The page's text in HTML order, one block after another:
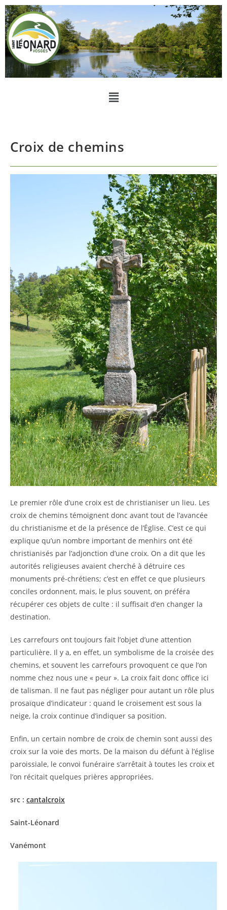
Croix de chemins
Le premier rôle d’une croix est de christianiser un lieu. Les
croix de chemins témoignent donc avant tout de l’avancée
du christianisme et de la présence de l’Église. C’est ce qui
explique qu’un nombre important de menhirs ont été
christianisés par l’adjonction d’une croix. On a dit que les
autorités religieuses avaient cherché à détruire ces
monuments pré-chrétiens; c’est en effet ce que plusieurs
conciles ordonnent, mais, le plus souvent, on préféra
récupérer ces objets de culte : il suffisait d’en changer la
destination.
Les carrefours ont toujours fait l’objet d’une attention
particulière. Il y a, en effet, un symbolisme de la croisée des
chemins, et souvent les carrefours provoquent ce que l’on
nomme chez nous une « peur ». La croix fait donc office ici
de talisman. Il ne faut pas négliger pour autant un rôle plus
prosaïque d’indicateur : quand le croisement est sous la
neige, la croix continue d’indiquer sa position.
Enfin, un certain nombre de croix de chemin sont aussi des
croix sur la voie des morts. De la maison du défunt à l’église
paroissiale, le convoi funéraire s’arrêtait à toutes les croix et
l’on récitait quelques prières appropriées.
src : cantalcroix
Saint-Léonard
Vanémont